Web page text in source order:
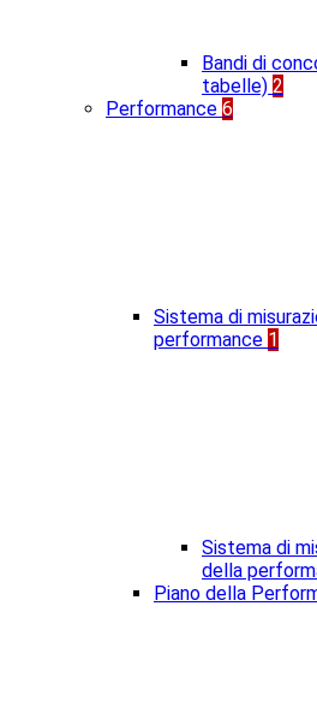
Bandi di
tabelle) 2
Performance 6
Sistema di
performance 1
Sistema di
della
Piano della